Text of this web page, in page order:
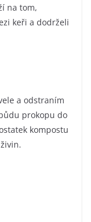
na tom,
keři a dodrželi
a odstraním
prokopu do
kompostu